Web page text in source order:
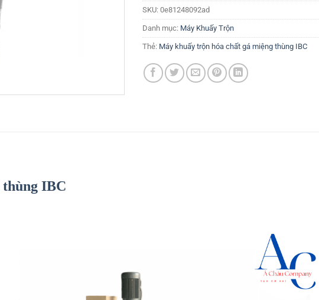
SKU: 0e81248092ad
Danh mục: Máy Khuấy Trộn
Thẻ: Máy khuấy trộn hóa chất gá miệng thùng IBC
thùng IBC